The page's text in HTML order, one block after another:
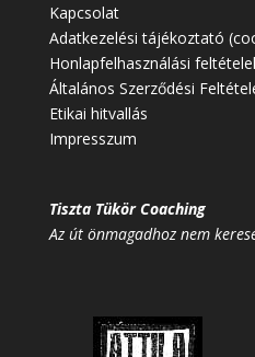
Kapcsolat
Adatkezelési tájékoztató
Honlapfelhasználási
Általános Szerződési
Etikai hitvallás
Impresszum
Tiszta Tükör Coaching
Az út önmagadhoz nem